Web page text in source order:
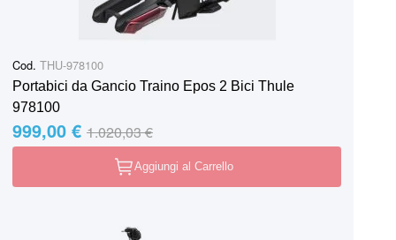
Cod. THU-978100
Portabici da Gancio Traino Epos 2 Bici Thule
978100
Special Price
999,00 € Regular Price
1.020,03 €
Aggiungi al Carrello